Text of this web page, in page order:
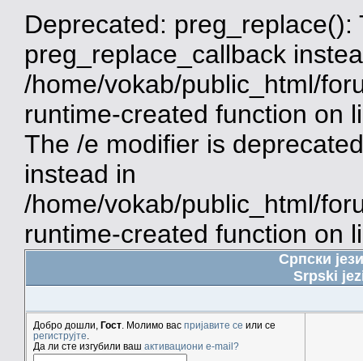
Deprecated:
preg_replace_callback
/home/vokab/public_html/
runtime-created function on
The /e modifier is
instead in
/home/vokab/public_html/
runtime-created function on
Српски
Srpski
Добро дошли, Гост . Молимо вас пријавите се или се
региструјте
Да ли сте изгубили ваш активациони e-mail?